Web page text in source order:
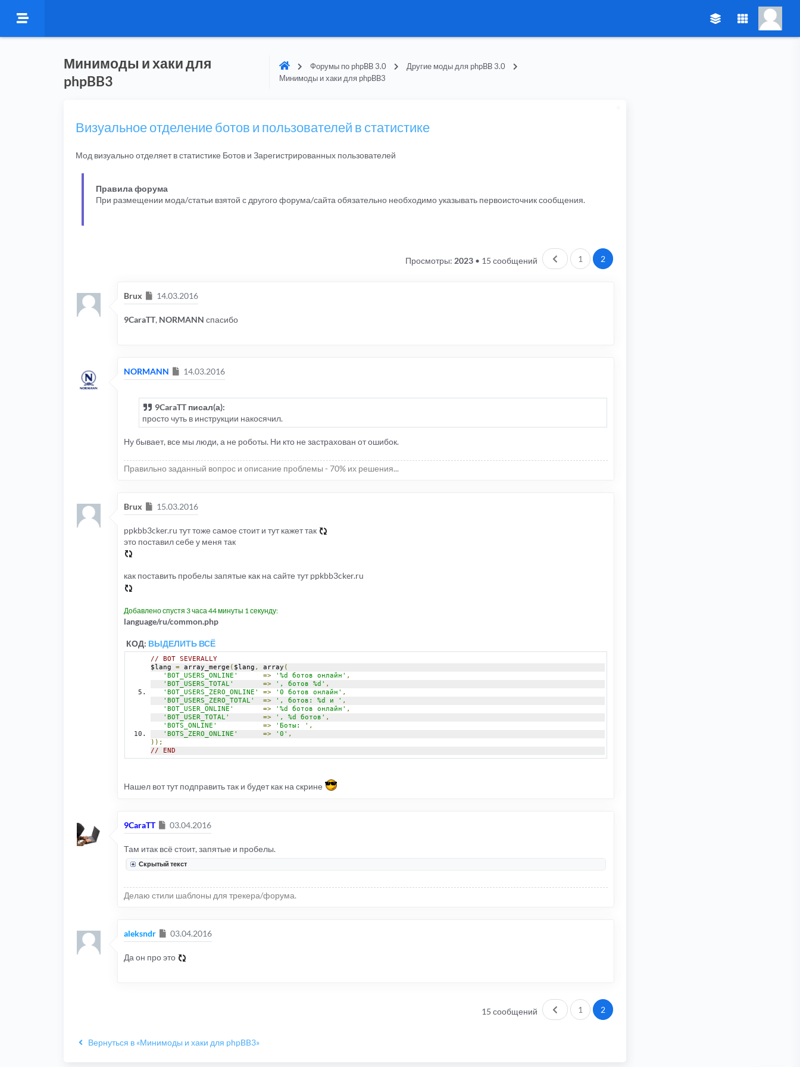
Минимоды и хаки для
phpBB3
Форумы по phpBB 3.0
Другие моды для phpBB 3.0
Минимоды и хаки для phpBB3
Визуальное отделение ботов и пользователей в статистике
Мод визуально отделяет в статистике Ботов и Зарегистрированных пользователей
Правила форума
При размещении мода/статьи взятой с другого форума/сайта обязательно необходимо указывать первоисточник сообщения.
15 сообщений Пред.
1 2
Просмотры: 2023•
Brux Сообщение
14.03.2016
9CaraTT, NORMANN спасибо
NORMANN Сообщение
14.03.2016
9CaraTT писал(а):
просто чуть в инструкции накосячил.
Ну бывает, все мы люди, а не роботы. Ни кто не застрахован от ошибок.
Правильно заданный вопрос и описание проблемы - 70% их решения...
Brux Сообщение
15.03.2016
ppkbb3cker.ru тут тоже самое стоит и тут кажет так
это поставил себе у меня так
как поставить пробелы запятые как на сайте тут ppkbb3cker.ru
Добавлено спустя 3 часа 44 минуты 1 секунду:
language/ru/common.php
КОД: ВЫДЕЛИТЬ ВСЁ
// BOT SEVERALLY
$lang = array_merge ( $lang , array (
'BOT_USERS_ONLINE'
=> '%d ботов онлайн' ,
'BOT_USERS_TOTAL'
=> ', ботов %d' ,
'BOT_USERS_ZERO_ONLINE'
=> '0 ботов онлайн' ,
'BOT_USERS_ZERO_TOTAL'
=> ', ботов: %d и ' ,
'BOT_USER_ONLINE'
=> '%d ботов онлайн' ,
'BOT_USER_TOTAL'
=> ', %d ботов' ,
'BOTS_ONLINE'
=> 'Боты: ' ,
'BOTS_ZERO_ONLINE'
=> '0' ,
));
// END
Нашел вот тут подправить так и будет как на скрине
9CaraTT Сообщение
03.04.2016
Там итак всё стоит, запятые и пробелы.
Скрытый текст
Делаю стили шаблоны для трекера/форума.
aleksndr Сообщение
03.04.2016
Да он про это
15 сообщений Пред.
1 2
Вернуться в «Минимоды и хаки для phpBB3»